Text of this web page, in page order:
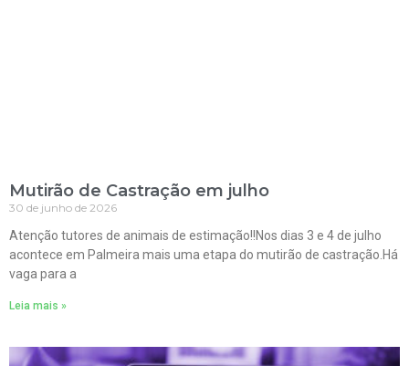
Mutirão de Castração em julho
30 de junho de 2026
Atenção tutores de animais de estimação!!Nos dias 3 e 4 de julho
acontece em Palmeira mais uma etapa do mutirão de castração.Há
vaga para a
Leia mais »